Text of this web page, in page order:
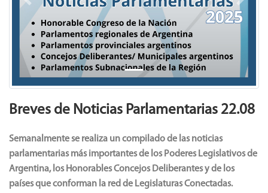
Previous Next
Breves de Noticias Parlamentarias 22.08
Semanalmente se realiza un compilado de las noticias
parlamentarias más importantes de los Poderes Legislativos de
Argentina, los Honorables Concejos Deliberantes y de los
países que conforman la red de Legislaturas Conectadas.